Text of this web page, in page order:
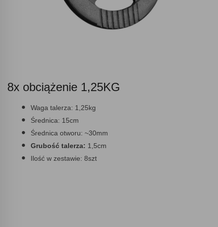
8x obciążenie 1,25KG
Waga talerza: 1,25kg
Średnica: 15cm
Średnica otworu: ~30mm
Grubość talerza: 1,5cm
Ilość w zestawie: 8szt